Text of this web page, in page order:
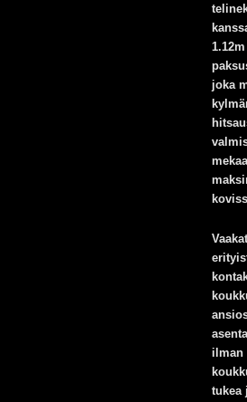
joka
ilman
tukea